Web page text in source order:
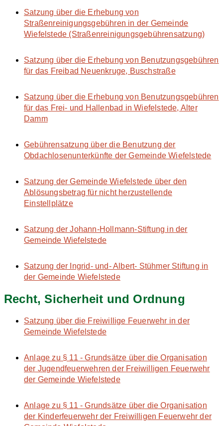
Satzung über die Erhebung von
Straßenreinigungsgebühren in der Gemeinde
Wiefelstede (Straßenreinigungsgebührensatzung)
Satzung über die Erhebung von Benutzungsgebühren
für das Freibad Neuenkruge, Buschstraße
Satzung über die Erhebung von Benutzungsgebühren
für das Frei- und Hallenbad in Wiefelstede, Alter
Damm
Gebührensatzung über die Benutzung der
Obdachlosenunterkünfte der Gemeinde Wiefelstede
Satzung der Gemeinde Wiefelstede über den
Ablösungsbetrag für nicht herzustellende
Einstellplätze
Satzung der Johann-Hollmann-Stiftung in der
Gemeinde Wiefelstede
Satzung der Ingrid- und- Albert- Stühmer Stiftung in
der Gemeinde Wiefelstede
Recht, Sicherheit und Ordnung
Satzung über die Freiwillige Feuerwehr in der
Gemeinde Wiefelstede
Anlage zu § 11 - Grundsätze über die Organisation
der Jugendfeuerwehren der Freiwilligen Feuerwehr
der Gemeinde Wiefelstede
Anlage zu § 11 - Grundsätze über die Organisation
der Kinderfeuerwehr der Freiwilligen Feuerwehr der